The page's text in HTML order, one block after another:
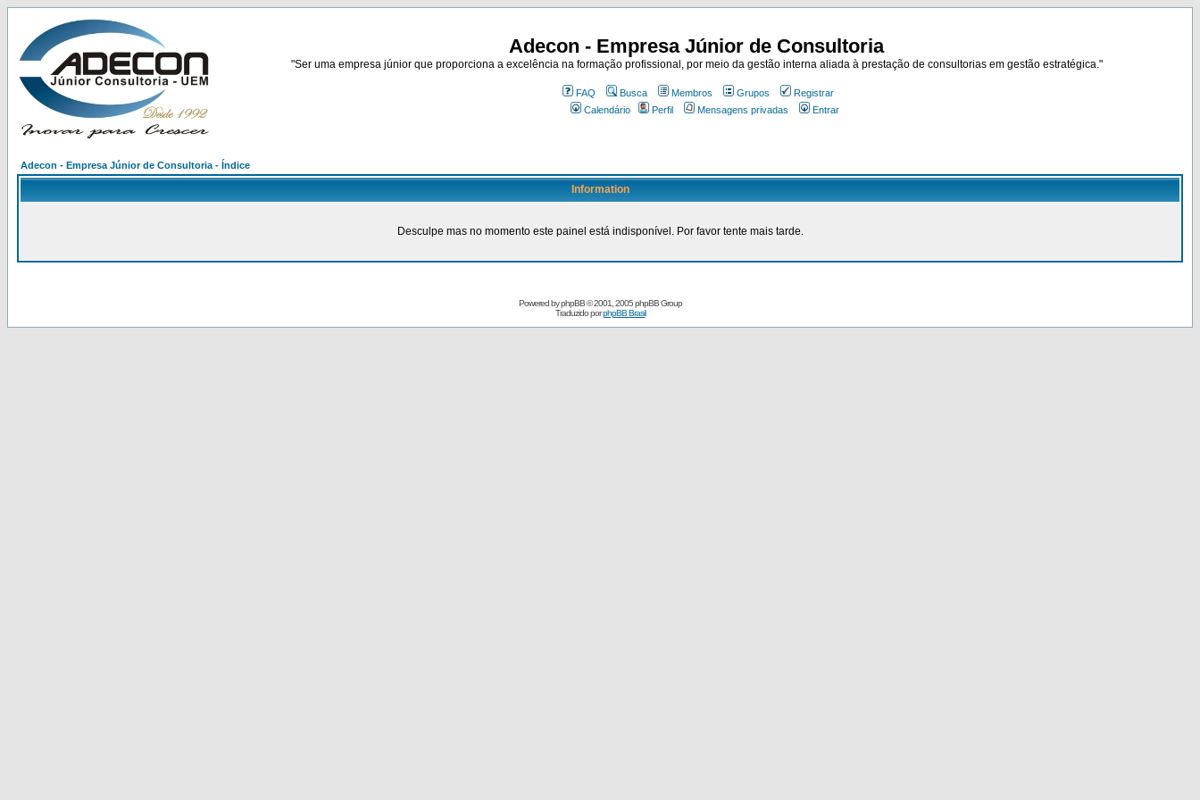
Adecon - Empresa Júnior de Consultoria
"Ser uma empresa júnior que proporciona a excelência na formação profissional, por meio da gestão interna aliada à prestação de consultorias em gestão estratégica."
FAQ Busca Membros Grupos
Registrar
Calendário
Perfil Mensagens privadas Entrar
Adecon - Empresa Júnior de Consultoria - Índice
Information
Desculpe mas no momento este painel está indisponível. Por favor tente mais tarde.
Powered byphpBB© 2001, 2005 phpBB Group
Traduzido porphpBB Brasil